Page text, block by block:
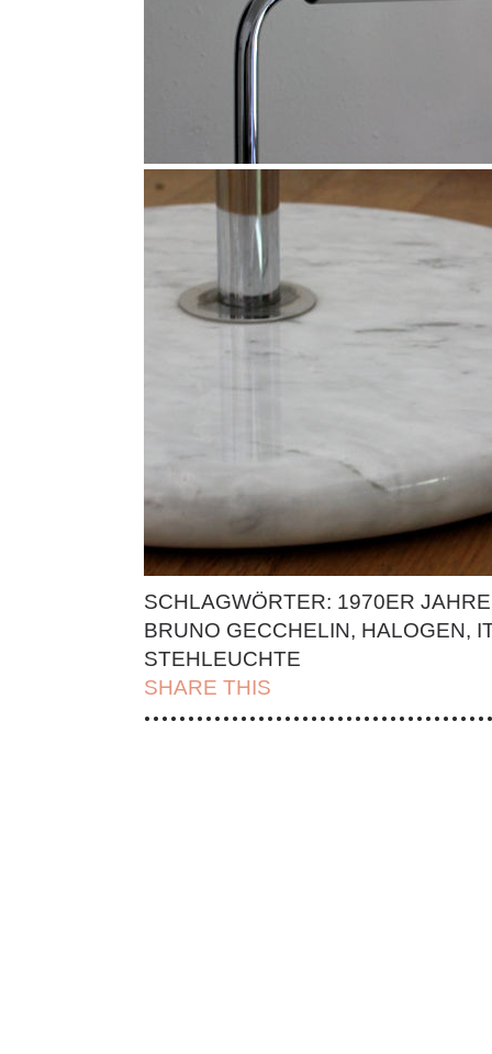
SCHLAGWÖRTER: 1970ER JAHRE
BRUNO GECCHELIN, HALOGEN,
STEHLEUCHTE
SHARE THIS